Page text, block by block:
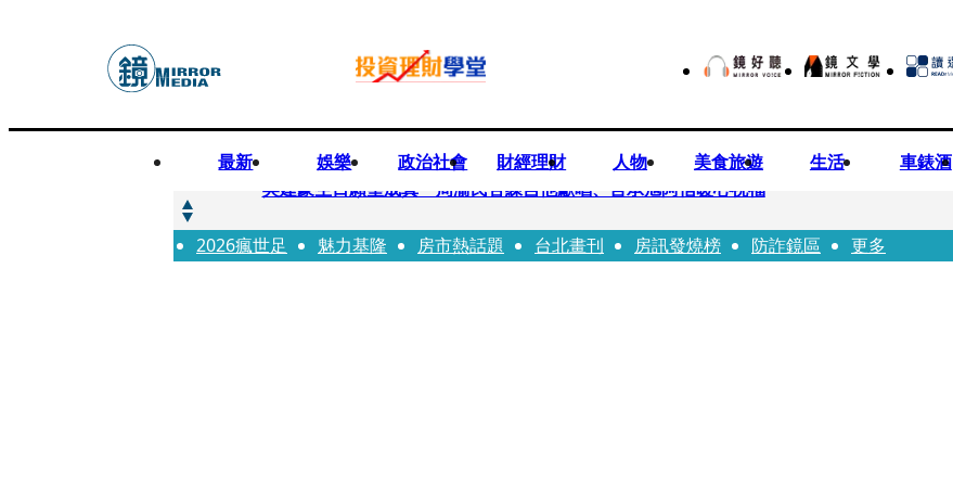
最新 娛樂 政治社會 財經理財 人物 美食旅遊 生活 車錶酒
快訊
吳建豪生日願望成真 周渝民苦練吉他獻唱、言承旭阿信暖心祝福
快訊
42歲情色片女星宣布閃嫁「前職棒投手」！ 她甜讚老公「投球速度快」：擄獲我的心
2026瘋世足 魅力基隆 房市熱話題 台北畫刊 房訊發燒榜 防詐鏡區 更多